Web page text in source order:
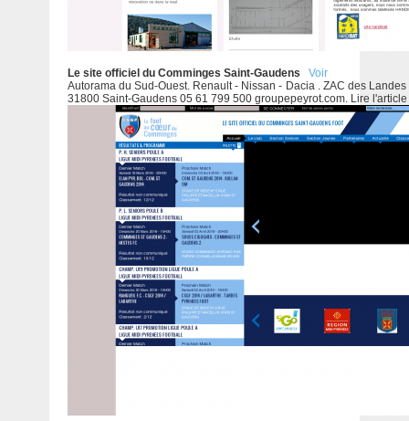
Le site officiel du Comminges Saint-Gaudens
Voir
Autorama du Sud-Ouest. Renault - Nissan - Dacia . ZAC des
31800 Saint-Gaudens 05 61 799 500 groupepeyrot.com. Lire